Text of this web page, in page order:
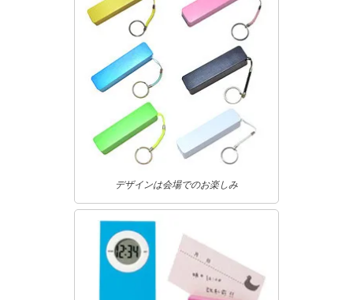
デザインは会場でのお楽しみ